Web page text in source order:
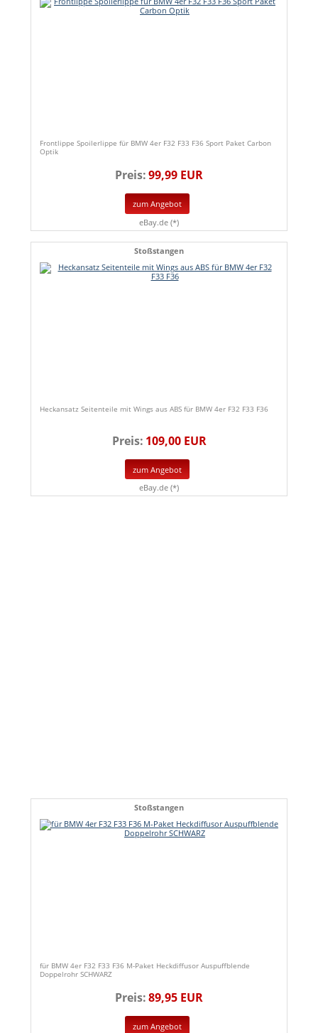
Frontlippe Spoilerlippe für BMW 4er F32 F33 F36 Sport Paket Carbon
Optik
Preis:99,99 EUR
zum Angebot
eBay.de (*)
Stoßstangen
Heckansatz Seitenteile mit Wings aus ABS für BMW 4er F32 F33 F36
Preis: 109,00 EUR
zum Angebot
eBay.de (*)
Stoßstangen
für BMW 4er F32 F33 F36 M-Paket Heckdiffusor Auspuffblende
Doppelrohr SCHWARZ
Preis:89,95 EUR
zum Angebot